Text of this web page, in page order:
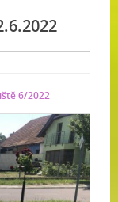
6/2022